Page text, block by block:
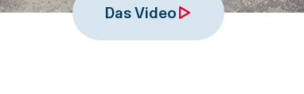
Das Video